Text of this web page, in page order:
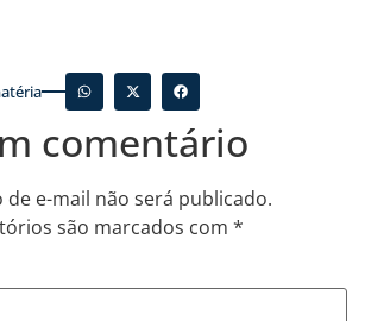
comentário
de e-mail não será publicado.
são marcados com *